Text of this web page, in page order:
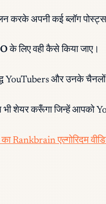
करके अपनी कई ब्लॉग पोस्ट्स
के लिए वही कैसे किया जाए।
और उनके चैनलों
करूँगा जिन्हें आपको
Rankbrain एल्गोरिदम